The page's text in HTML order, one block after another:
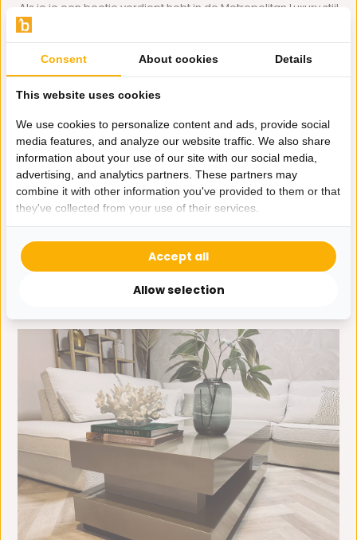
Als je je een beetje verdiept hebt in de Metropolitan Luxury stijl
zeer luxueus boutique hotel. Alles vult elkaar aan en past bij
standaard ‘13-in-een-dozijn’ interieur te hebben.
Integendeel, je kunt het helemaal afstemmen op je eigen
woonwensen en persoonlijkheid en kunt daarbij met de
verschillende elementen, zoals bijvoorbeeld een luxe
hamburger salontafel voor een wat chunky look, of een luxe
uitstraling. Het mooie van Metropolitan Luxury is dat je kunt
helemaal ‘eigen’ kunt maken.
Consent About cookies Details
This website uses cookies
We use cookies to personalize content and ads, provide social
media features, and analyze our website traffic. We also share
information about your use of our site with our social media,
advertising, and analytics partners. These partners may
combine it with other information you've provided to them or that
they've collected from your use of their services.
Allow selection
Accept all